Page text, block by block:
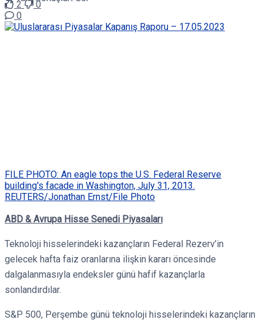
2
0
0
FILE PHOTO: An eagle tops the U.S. Federal Reserve
building's facade in Washington, July 31, 2013.
REUTERS/Jonathan Ernst/File Photo
ABD & Avrupa Hisse Senedi Piyasaları
Teknoloji hisselerindeki kazançların Federal Rezerv’in
gelecek hafta faiz oranlarına ilişkin kararı öncesinde
dalgalanmasıyla endeksler günü hafif kazançlarla
sonlandırdılar.
S&P 500, Perşembe günü teknoloji hisselerindeki kazançların